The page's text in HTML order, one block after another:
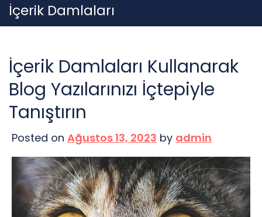
Skip
to
İçerik Damlaları
İçerik Damlaları Kullanarak
Blog Yazılarınızı İçtepiyle
Tanıştırın
Posted on Ağustos 13, 2023 by admin